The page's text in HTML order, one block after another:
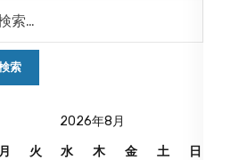
2026年8月
月
火 水 木 金 土 日